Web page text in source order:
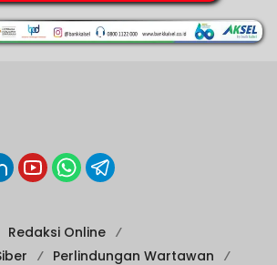
Redaksi Online
Perlindungan Wartawan